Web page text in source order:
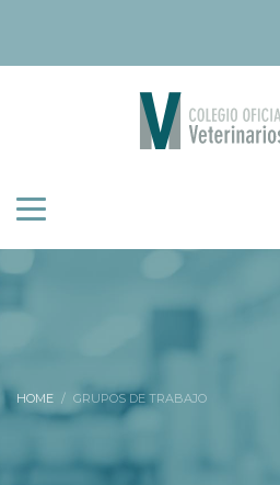
HOME GRUPOS DE TRABAJO